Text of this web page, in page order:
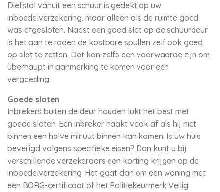
Diefstal vanuit een schuur is gedekt op uw
inboedelverzekering, maar alleen als de ruimte goed
was afgesloten. Naast een goed slot op de schuurdeur
is het aan te raden de kostbare spullen zelf ook goed
op slot te zetten. Dat kan zelfs een voorwaarde zijn om
überhaupt in aanmerking te komen voor een
vergoeding.
Goede sloten
Inbrekers buiten de deur houden lukt het best met
goede sloten. Een inbreker haakt vaak af als hij niet
binnen een halve minuut binnen kan komen. Is uw huis
beveiligd volgens specifieke eisen? Dan kunt u bij
verschillende verzekeraars een korting krijgen op de
inboedelverzekering. Het gaat dan om een woning met
een BORG-certificaat of het Politiekeurmerk Veilig